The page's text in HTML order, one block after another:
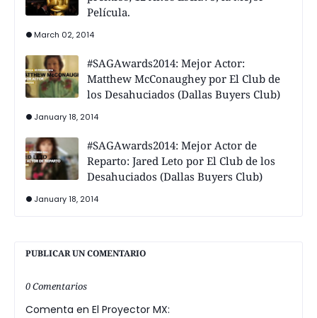
Película.
March 02, 2014
#SAGAwards2014: Mejor Actor:
Matthew McConaughey por El Club de
los Desahuciados (Dallas Buyers Club)
January 18, 2014
#SAGAwards2014: Mejor Actor de
Reparto: Jared Leto por El Club de los
Desahuciados (Dallas Buyers Club)
January 18, 2014
PUBLICAR UN COMENTARIO
0 Comentarios
Comenta en El Proyector MX: